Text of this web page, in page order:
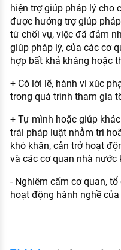
hiện trợ giúp pháp lý cho
được hưởng trợ giúp
từ chối vụ, việc đã đảm
giúp pháp lý, của các cơ
hợp bất khả kháng hoặc
+ Có lời lẽ, hành vi xúc
trong quá trình tham gia
+ Tự mình hoặc giúp
trái pháp luật nhằm trì
khó khăn, cản trở hoạt
và các cơ quan nhà nước
- Nghiêm cấm cơ quan,
hoạt động hành nghề của